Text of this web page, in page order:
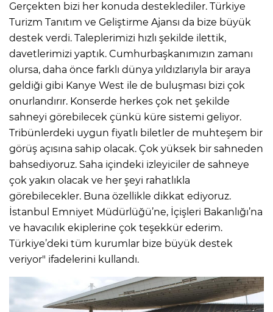
Gerçekten bizi her konuda desteklediler. Türkiye
Turizm Tanıtım ve Geliştirme Ajansı da bize büyük
destek verdi. Taleplerimizi hızlı şekilde ilettik,
davetlerimizi yaptık. Cumhurbaşkanımızın zamanı
olursa, daha önce farklı dünya yıldızlarıyla bir araya
geldiği gibi Kanye West ile de buluşması bizi çok
onurlandırır. Konserde herkes çok net şekilde
sahneyi görebilecek çünkü küre sistemi geliyor.
Tribünlerdeki uygun fiyatlı biletler de muhteşem bir
görüş açısına sahip olacak. Çok yüksek bir sahneden
bahsediyoruz. Saha içindeki izleyiciler de sahneye
çok yakın olacak ve her şeyi rahatlıkla
görebilecekler. Buna özellikle dikkat ediyoruz.
İstanbul Emniyet Müdürlüğü’ne, İçişleri Bakanlığı’na
ve havacılık ekiplerine çok teşekkür ederim.
Türkiye’deki tüm kurumlar bize büyük destek
veriyor" ifadelerini kullandı.